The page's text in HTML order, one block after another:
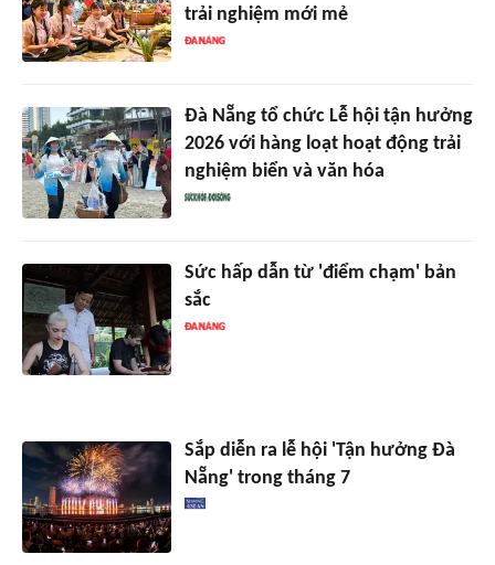
trải nghiệm mới mẻ
Đà Nẵng tổ chức Lễ hội tận hưởng
2026 với hàng loạt hoạt động trải
nghiệm biển và văn hóa
Sức hấp dẫn từ 'điểm chạm' bản
sắc
Sắp diễn ra lễ hội 'Tận hưởng Đà
Nẵng' trong tháng 7